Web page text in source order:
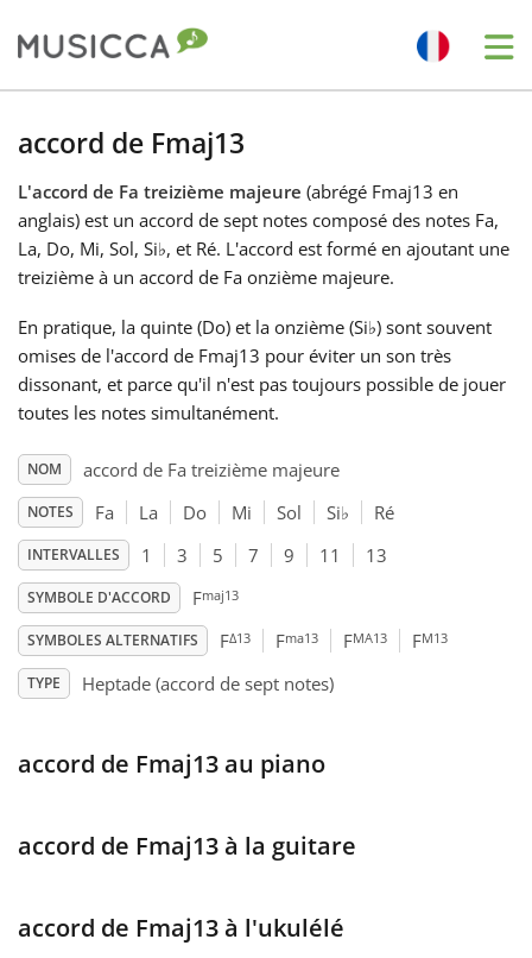
Български
Dansk
Deutsch
Español
Français
한국어
accord de Fmaj13
L'accord de Fa treizième majeure (abrégé Fmaj13 en
anglais) est un accord de sept notes composé des notes Fa,
La, Do, Mi, Sol, Si♭, et Ré. L'accord est formé en ajoutant une
treizième à un accord de Fa onzième majeure.
En pratique, la quinte (Do) et la onzième (Si♭) sont souvent
omises de l'accord de Fmaj13 pour éviter un son très
dissonant, et parce qu'il n'est pas toujours possible de jouer
toutes les notes simultanément.
NOM accord de Fa treizième majeure
NOTES Fa La Do Mi Sol Si♭ Ré
INTERVALLES 1 3 5 7 9 11 13
SYMBOLE D'ACCORD Fmaj13
SYMBOLES ALTERNATIFS FΔ13 Fma13 FMA13 FM13
TYPE Heptade (accord de sept notes)
accord de Fmaj13 au piano
accord de Fmaj13 à la guitare
accord de Fmaj13 à l'ukulélé